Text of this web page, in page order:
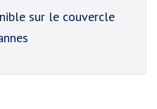
sur le couvercle